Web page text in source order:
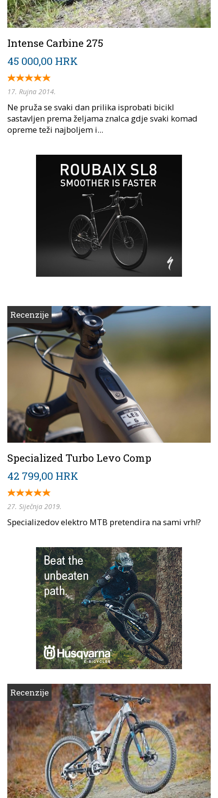
Intense Carbine 275
45 000,00 HRK
17. Rujna 2014.
Ne pruža se svaki dan prilika isprobati bicikl
sastavljen prema željama znalca gdje svaki komad
opreme teži najboljem i...
Recenzije
Specialized Turbo Levo Comp
42 799,00 HRK
27. Siječnja 2019.
Specializedov elektro MTB pretendira na sami vrh!?
Recenzije